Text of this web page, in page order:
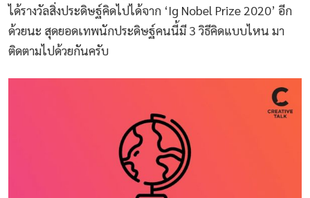
ได้รางวัลสิ่งประดิษฐ์คิดไปได้จาก ‘Ig Nobel Prize 2020’ อีก
ด้วยนะ สุดยอดเทพนักประดิษฐ์คนนี้มี 3 วิธีคิดแบบไหน มา
ติดตามไปด้วยกันครับ